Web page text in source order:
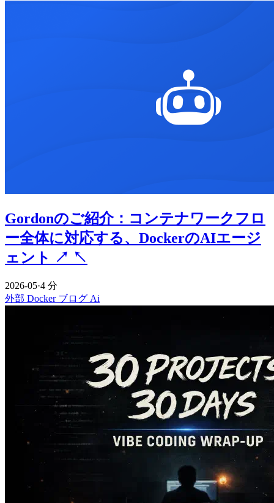
Gordonのご紹介：コンテナワークフロ
ー全体に対応する、DockerのAIエージ
ェント ↗ ↖
2026-05·4 分
外部 Docker ブログ Ai